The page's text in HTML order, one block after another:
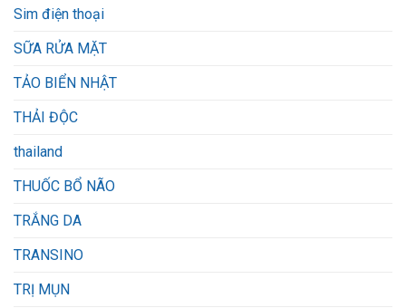
Sim điện thoại
SỮA RỬA MẶT
TẢO BIỂN NHẬT
THẢI ĐỘC
thailand
THUỐC BỔ NÃO
TRẮNG DA
TRANSINO
TRỊ MỤN